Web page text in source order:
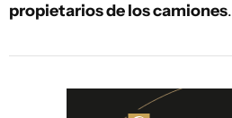
propietarios de los camiones.